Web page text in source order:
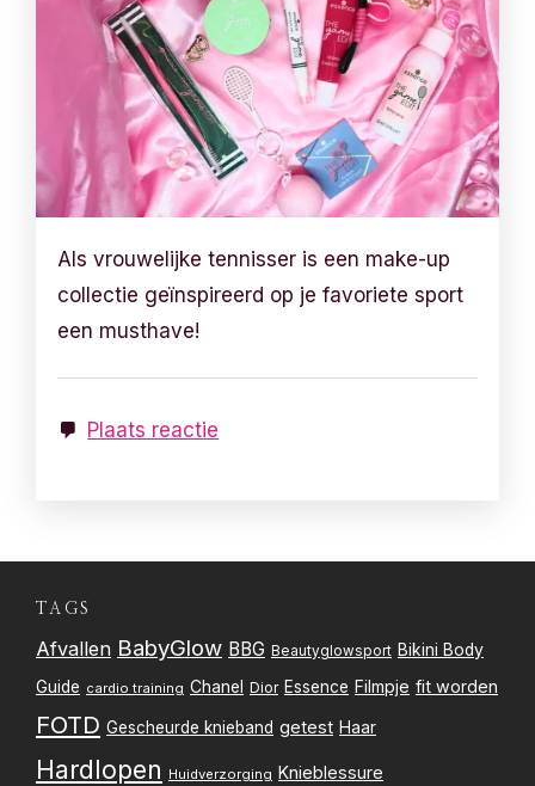
Als vrouwelijke tennisser is een make-up
collectie geïnspireerd op je favoriete sport
een musthave!
Plaats reactie
TAGS
Afvallen BabyGlow BBG Beautyglowsport Bikini Body
Guide cardio training Chanel Dior Essence Filmpje fit worden
FOTD Gescheurde knieband getest Haar
Hardlopen Huidverzorging Knieblessure